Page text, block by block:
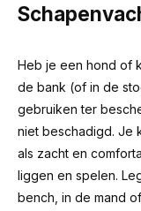
Heb je een hond of
de bank (of in de
gebruiken ter
niet beschadigd. Je
als zacht en
liggen en spelen.
bench, in de mand